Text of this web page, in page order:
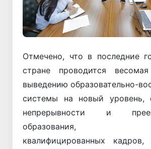
Отмечено, что в последние
стране проводится
выведению образовательно-
системы на новый уровень,
непрерывности и
образования,
квалифицированных кадров,